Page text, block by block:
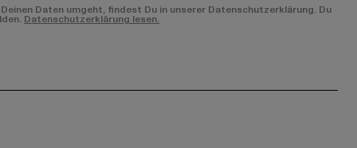
Daten umgeht, findest Du in unserer Datenschutzerklärung. Du
Datenschutzerklärung lesen.